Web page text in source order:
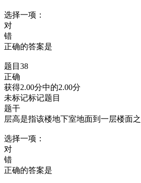
选择一项：
对
错
正确的答案是
题目38
正确
获得2.00分中的2.00分
未标记标记题目
题干
层高是指该楼地下室地面到一层楼面之
选择一项：
对
错
正确的答案是